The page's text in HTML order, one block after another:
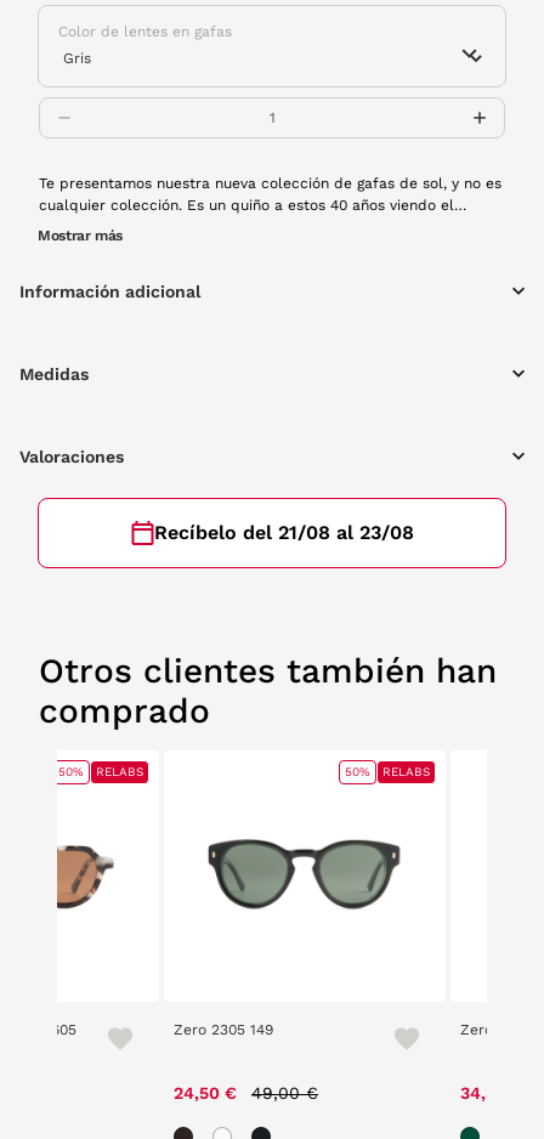
Color de lentes en gafas
Te presentamos nuestra nueva colección de gafas de sol, y no es
cualquier colección. Es un quiño a estos 40 años viendo el
mundo con estilo. Modelos exclusivos, con mucho rollo y un
Mostrar más
Información adicional
Medidas
Valoraciones
Recíbelo del 21/08 al 23/08
Otros clientes también han
comprado
2305 605
50% RELABS
Zero 2305 149
24,50 € 49,00 €
50% RELABS
Zero 5201
34,30 €